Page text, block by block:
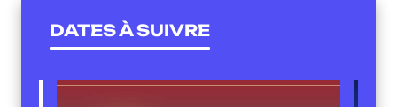
DATES À SUIVRE